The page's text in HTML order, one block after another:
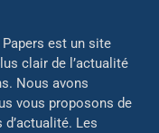
est un site
clair de l’actualité
Nous avons
vous proposons de
Les